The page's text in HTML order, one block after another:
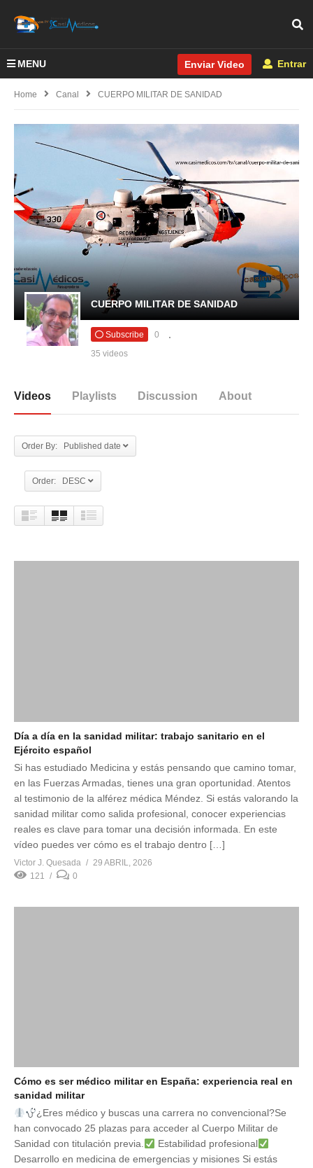
MENU Enviar Video Entrar
Home Canal CUERPO MILITAR DE SANIDAD
CUERPO MILITAR DE SANIDAD
Subscribe
0
35 videos
Videos Playlists Discussion About
Order By: Published date
Order: DESC
Día a día en la sanidad militar: trabajo sanitario en el
Ejército español
Si has estudiado Medicina y estás pensando que camino tomar,
en las Fuerzas Armadas, tienes una gran oportunidad. Atentos
al testimonio de la alférez médica Méndez. Si estás valorando la
sanidad militar como salida profesional, conocer experiencias
reales es clave para tomar una decisión informada. En este
vídeo puedes ver cómo es el trabajo dentro […]
Victor J. Quesada
29 ABRIL, 2026
121
0
Cómo es ser médico militar en España: experiencia real en
sanidad militar
¿Eres médico y buscas una carrera no convencional?Se
han convocado 25 plazas para acceder al Cuerpo Militar de
Sanidad con titulación previa.
Estabilidad profesional
Desarrollo en medicina de emergencias y misiones Si estás